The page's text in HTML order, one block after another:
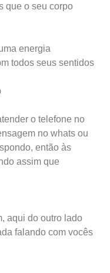
que o seu corpo
energia
todos seus sentidos
o telefone no
no whats ou
então às
assim que
aqui do outro lado
falando com vocês